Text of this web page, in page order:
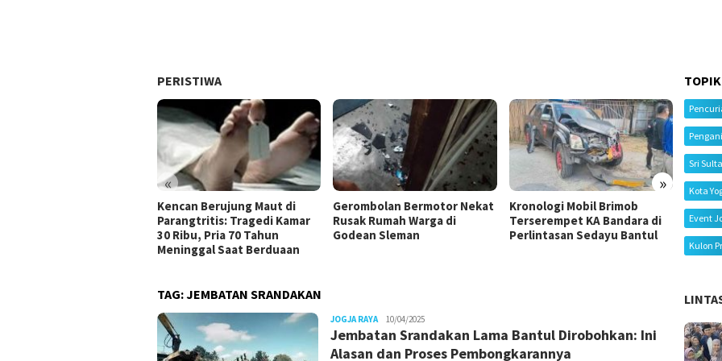
PERISTIWA
« »
Kencan Berujung Maut di
Parangtritis: Tragedi Kamar
30 Ribu, Pria 70 Tahun
Meninggal Saat Berduaan
Gerombolan Bermotor Nekat
Rusak Rumah Warga di
Godean Sleman
Kronologi Mobil Brimob
Terserempet KA Bandara di
Perlintasan Sedayu Bantul
Tiga
Ibu
TAG:JEMBATAN SRANDAKAN
JOGJA RAYAJuno10/04/2025
Jembatan Srandakan Lama Bantul Dirobohkan: Ini
Alasan dan Proses Pembongkarannya
Sri
Kota
Event
Kulon